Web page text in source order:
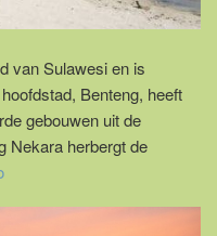
van Sulawesi en is
Benteng, heeft
gebouwen uit de
Nekara herbergt de